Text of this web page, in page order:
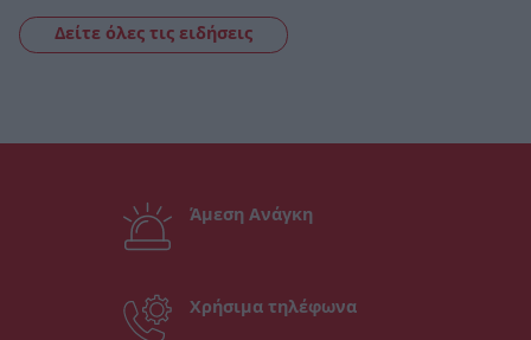
Δείτε όλες τις ειδήσεις
Άμεση Ανάγκη
Χρήσιμα τηλέφωνα